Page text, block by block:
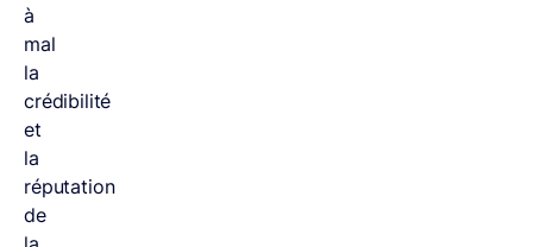
à
mal
la
crédibilité
et
la
réputation
de